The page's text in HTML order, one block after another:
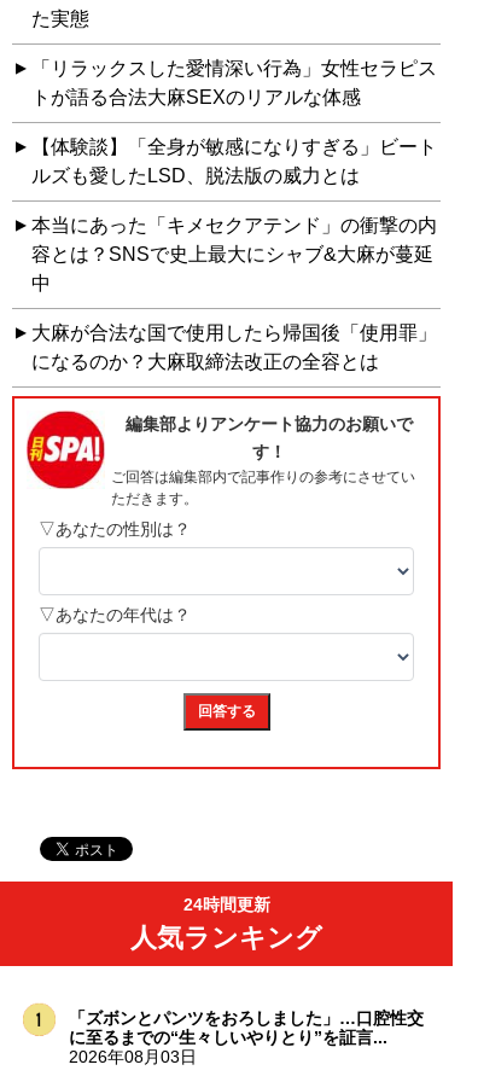
た実態
「リラックスした愛情深い行為」女性セラピス
トが語る合法大麻SEXのリアルな体感
【体験談】「全身が敏感になりすぎる」ビート
ルズも愛したLSD、脱法版の威力とは
本当にあった「キメセクアテンド」の衝撃の内
容とは？SNSで史上最大にシャブ&大麻が蔓延
中
大麻が合法な国で使用したら帰国後「使用罪」
になるのか？大麻取締法改正の全容とは
24時間更新
人気ランキング
「ズボンとパンツをおろしました」…口腔性交
に至るまでの“生々しいやりとり”を証言...
2026年08月03日